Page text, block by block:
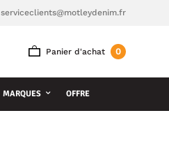
serviceclients@motleydenim.fr
Panier d'achat 0
MARQUES OFFRE